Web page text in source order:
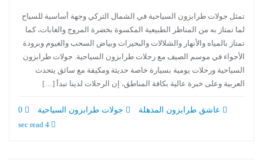
تمثل جولات طرابزون السياحية في الشمال التركي وجهة أساسية للسياح
لما تمتاز به من المناظر الطبيعية المكسوة بخضرة المروج والغابات، كما
تمتاز بالمياه والأنهار والشلالات والبحيرات وبياض السحب والغيوم وبرودة
الأجواء في موسم الصيف مع رحلات طرابزون السياحية. جولات طرابزون
السياحية ورحلات يومية بسيارة خاصة حديثة ومكيفة مع سائق يتحدث
العربية وعلى خبرة عالية بكافة المناطق، إن الرحلات لدينا تبدأ […]
عاشق طرابزون المذهلة جولات طرابزون السياحية